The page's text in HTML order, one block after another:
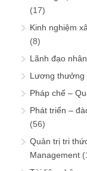
(17)
Kinh nghiệm
(8)
Lãnh đạo
Lương thưởng
Pháp chế –
Phát triển –
(56)
Quản trị tri
Management